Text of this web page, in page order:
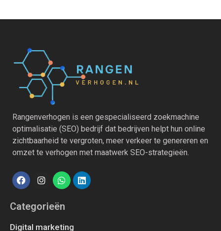
Rangenverhogen is een gespecialiseerd zoekmachine
optimalisatie (SEO) bedrijf dat bedrijven helpt hun online
zichtbaarheid te vergroten, meer verkeer te genereren en
omzet te verhogen met maatwerk SEO-strategieën.
Categorieën
Digital marketing